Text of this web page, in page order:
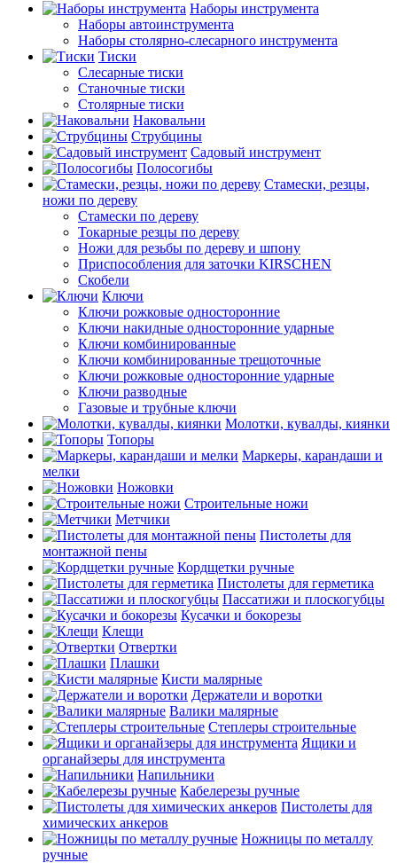
Наборы инструмента
Наборы автоинструмента
Наборы столярно-слесарного инструмента
Тиски
Слесарные тиски
Станочные тиски
Столярные тиски
Наковальни
Струбцины
Садовый инструмент
Полосогибы
Стамески, резцы,
ножи по дереву
Стамески по дереву
Токарные резцы по дереву
Ножи для резьбы по дереву и шпону
Приспособления для заточки KIRSCHEN
Скобели
Ключи
Ключи рожковые односторонние
Ключи накидные односторонние ударные
Ключи комбинированные
Ключи комбинированные трещоточные
Ключи рожковые односторонние ударные
Ключи разводные
Газовые и трубные ключи
Молотки, кувалды, киянки
Топоры
Маркеры, карандаши и
мелки
Ножовки
Строительные ножи
Метчики
Пистолеты для
монтажной пены
Кордщетки ручные
Пистолеты для герметика
Пассатижи и плоскогубцы
Кусачки и бокорезы
Клещи
Отвертки
Плашки
Кисти малярные
Держатели и воротки
Валики малярные
Степлеры строительные
Ящики и
органайзеры для инструмента
Напильники
Кабелерезы ручные
Пистолеты для
химических анкеров
Ножницы по металлу
ручные